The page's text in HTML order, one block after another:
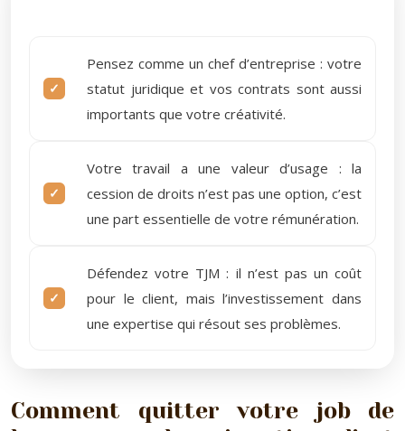
Pensez comme un chef d’entreprise : votre
statut juridique et vos contrats sont aussi
importants que votre créativité.
Votre travail a une valeur d’usage : la
cession de droits n’est pas une option, c’est
une part essentielle de votre rémunération.
Défendez votre TJM : il n’est pas un coût
pour le client, mais l’investissement dans
une expertise qui résout ses problèmes.
Comment quitter votre job de